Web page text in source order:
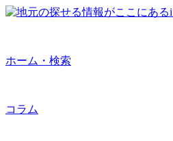
ホーム・検索
コラム